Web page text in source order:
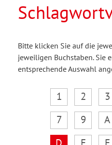
Bitte klicken Sie auf die
jeweiligen Buchstaben. Sie
entsprechende Auswahl
1 2 3
7
9 A